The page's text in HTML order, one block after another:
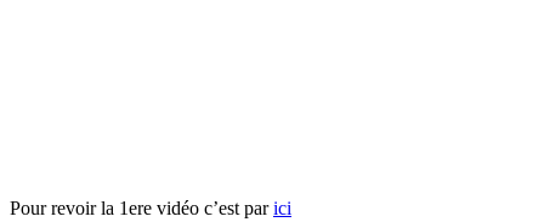
Pour revoir la 1ere vidéo c’est parici